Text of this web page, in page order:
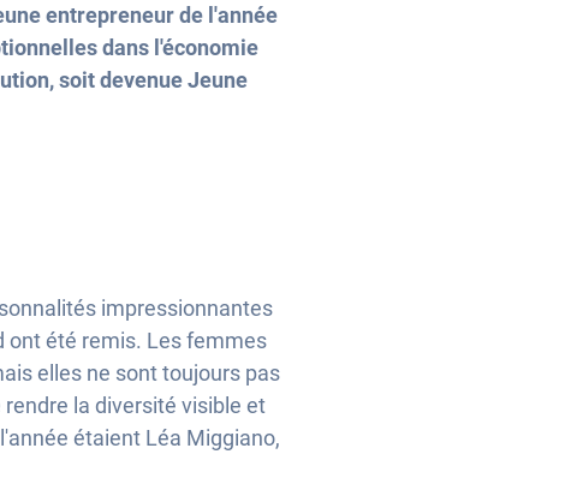
entrepreneur de l'année
dans l'économie
soit devenue Jeune
impressionnantes
ont été remis. Les femmes
elles ne sont toujours pas
la diversité visible et
étaient Léa Miggiano,